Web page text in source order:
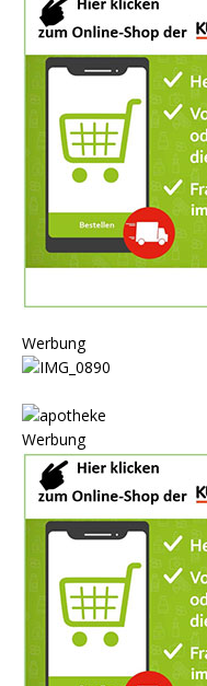
Werbung
Werbung